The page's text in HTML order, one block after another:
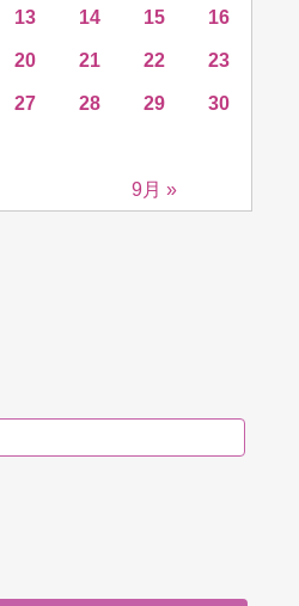
9月 »
13 14 15 16
20 21 22 23
27 28 29 30